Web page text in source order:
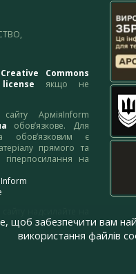
Creative Commons
якщо не
АрміяInform
обов’язкове. Для
обов’язковим є
прямого та
на
щоб забезпечити вам
використання файлів